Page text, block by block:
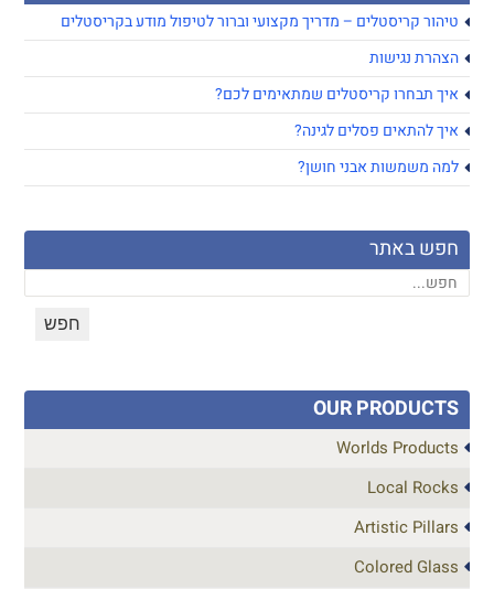
טיהור קריסטלים – מדריך מקצועי וברור לטיפול מודע בקריסטלים
הצהרת נגישות
איך תבחרו קריסטלים שמתאימים לכם?
איך להתאים פסלים לגינה?
למה משמשות אבני חושן?
חפש באתר
OUR PRODUCTS
Worlds Products
Local Rocks
Artistic Pillars
Colored Glass